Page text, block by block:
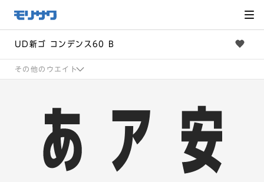
メ
ニュー
飛ばし
へ移動
UD新ゴ コンデンス60 B
その他のウエイト